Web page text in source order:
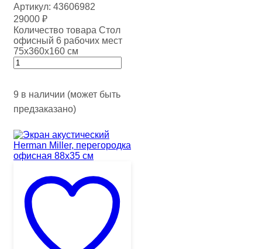
Артикул: 43606982
29000 ₽
Количество товара Стол
офисный 6 рабочих мест
75х360х160 см
9 в наличии (может быть
предзаказано)